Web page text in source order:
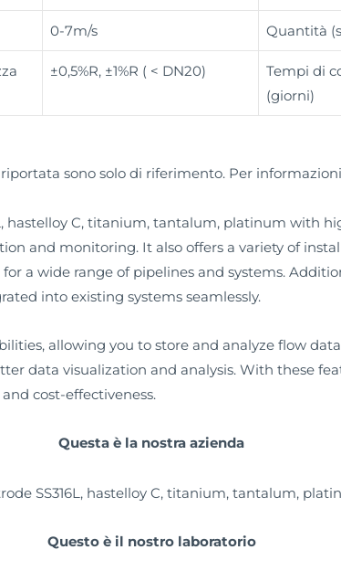
0-7m/s Quantità
±0,5%R, ±1%R ( < DN20)
Tempi di
(giorni)
sono solo di riferimento. Per
hastelloy C, titanium, tantalum, platinum with
and monitoring. It also offers a variety of
a wide range of pipelines and systems.
into existing systems seamlessly.
allowing you to store and analyze flow
data visualization and analysis. With these
cost-effectiveness.
Questa è la nostra azienda
Questo è il nostro laboratorio